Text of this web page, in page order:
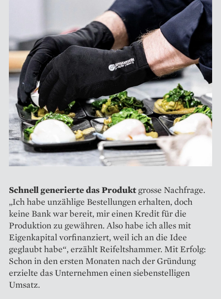
Schnell generierte das Produkt grosse Nachfrage.
„Ich habe unzählige Bestellungen erhalten, doch
keine Bank war bereit, mir einen Kredit für die
Produktion zu gewähren. Also habe ich alles mit
Eigenkapital vor­finanziert, weil ich an die Idee
geglaubt habe“, erzählt Reifelts­hammer. Mit Erfolg:
Schon in den ersten Monaten nach der Gründung
erzielte das Unternehmen einen siebenstelligen
Umsatz.